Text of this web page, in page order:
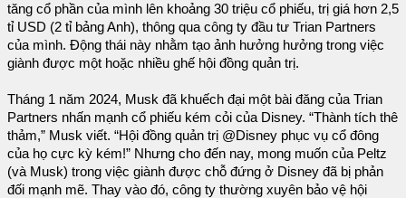
tăng cổ phần của mình lên khoảng 30 triệu cổ phiếu, trị giá hơn 2,5
tỉ USD (2 tỉ bảng Anh), thông qua công ty đầu tư Trian Partners
của mình. Động thái này nhằm tạo ảnh hưởng hưởng trong việc
giành được một hoặc nhiều ghế hội đồng quản trị.
Tháng 1 năm 2024, Musk đã khuếch đại một bài đăng của Trian
Partners nhấn mạnh cổ phiếu kém cỏi của Disney. “Thành tích thê
thảm,” Musk viết. “Hội đồng quản trị @Disney phục vụ cổ đông
của họ cực kỳ kém!” Nhưng cho đến nay, mong muốn của Peltz
(và Musk) trong việc giành được chỗ đứng ở Disney đã bị phản
đối mạnh mẽ. Thay vào đó, công ty thường xuyên bảo vệ hội